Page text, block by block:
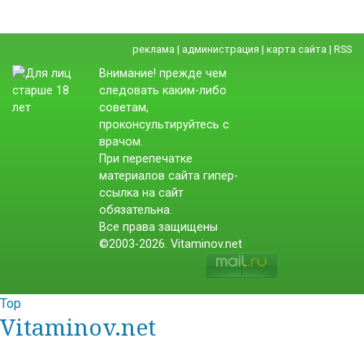
реклама | администрация | карта сайта | RSS
Внимание! прежде чем
следовать каким-либо
советам,
проконсультируйтесь с
врачом.
При перепечатке
материалов сайта гипер-
ссылка на сайт
обязательна.
Все права защищены
©2003-2026. Vitaminov.net
Top
Vitaminov.net